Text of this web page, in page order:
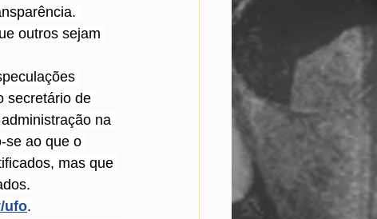
outros sejam
secretário de
na
se ao que o
mas que
ufo.